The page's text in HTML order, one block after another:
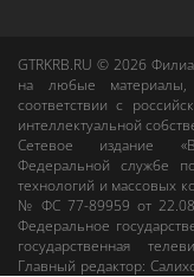
GTRKRB.RU © 2026
на любые
соответствии с
интеллектуальной
Сетевое издание
Федеральной службе
технологий и массовых
№ ФС 77-89959 от
Федеральное
государственная
Главный редактор: